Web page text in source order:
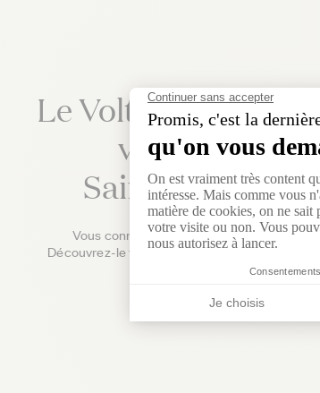
Le Voltaire pose ses
valises à
Saint-Tropez
Vous connaissiez Le Voltaire à Paris.
Découvrez-le face à la mer, au Château de la
RÉSERVER